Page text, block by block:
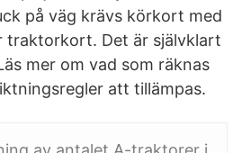
på väg krävs körkort med
traktorkort. Det är självklart
mer om vad som räknas
att tillämpas.